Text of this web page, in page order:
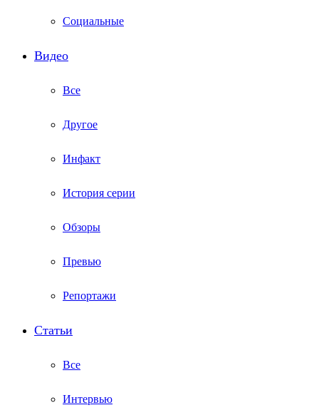
Социальные
Видео
Все
Другое
Инфакт
История серии
Обзоры
Превью
Репортажи
Статьи
Все
Интервью